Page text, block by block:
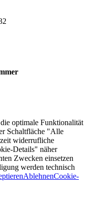
optimale Funktionalität
Schaltfläche "Alle
widerrufliche
Details" näher
Zwecken einsetzen
werden technisch
AblehnenCookie-